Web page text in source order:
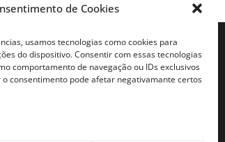
de Cookies
usamos tecnologias como cookies para
do dispositivo. Consentir com essas tecnologias
comportamento de navegação ou IDs exclusivos
consentimento pode afetar negativamante certos
CONTACTOS
Telemóvel:
(+351) 931630638*
Chamada para rede móvel digital